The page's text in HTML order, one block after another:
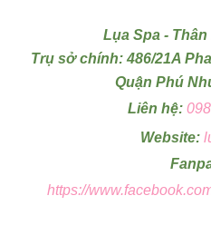
Lụa Spa -
Trụ sở chính: 486/21A
Quận Phú
Liên hệ:
Website:
https://